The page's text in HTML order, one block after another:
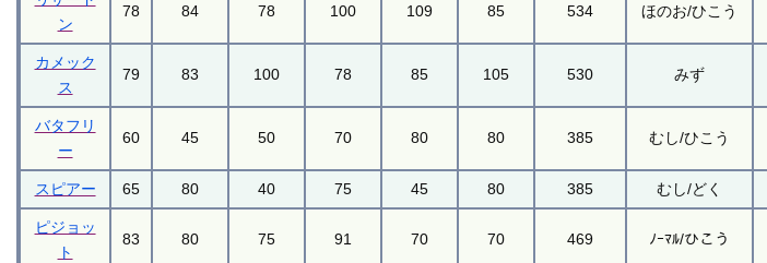
ン
78 84 78 100 109 85 534 ほのお/ひこう
カメック
ス
79 83 100 78 85 105 530 みず
バタフリ
ー
60 45 50 70 80 80 385 むし/ひこう
スピアー 65 80 40 75 45 80 385 むし/どく
ピジョッ
ト
83 80 75 91 70 70 469 ﾉｰﾏﾙ/ひこう